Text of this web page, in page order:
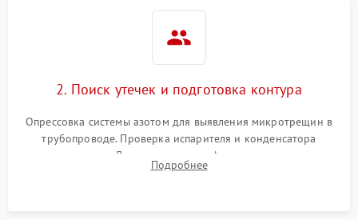
1800 ₽
2. Поиск утечек и подготовка контура
Опрессовка системы азотом для выявления микротрещин в
трубопроводе. Проверка испарителя и конденсатора
течеискателем. Демонтаж старого фильтра-осушителя и
продувка капиллярной трубки для устранения засоров.
Подробнее